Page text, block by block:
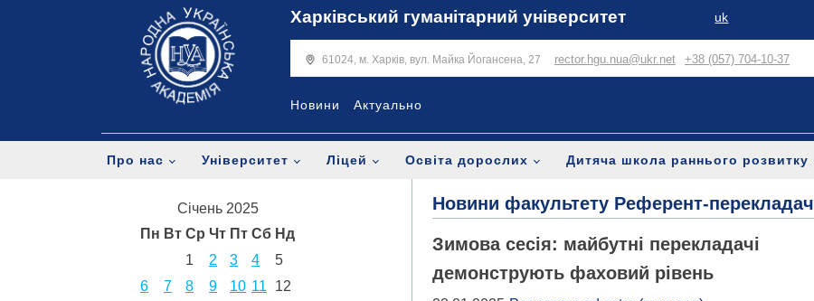
Харківський гуманітарний університет uk
61024, м. Харків, вул. Майка Йогансена, 27 rector.hgu.nua@ukr.net +38 (057) 704-10-37
Новини Актуально
Про нас Університет Ліцей Освіта дорослих Дитяча школа раннього розвитку
Січень 2025
Пн Вт Ср Чт Пт Сб Нд
1
2 3 4
5
6
7 8 9 10 11
12
Новини факультету Референт-перекладач
Зимова сесія: майбутні перекладачі
демонструють фаховий рівень